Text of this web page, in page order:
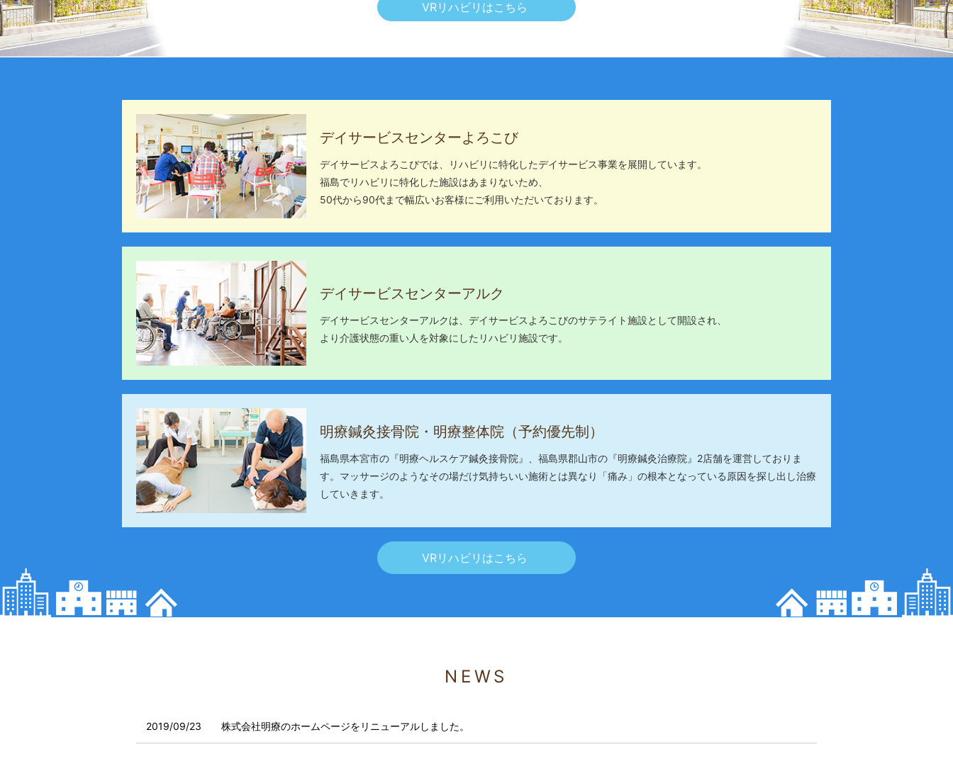
VRリハビリはこちら
デイサービスセンターよろこび
デイサービスよろこびでは、リハビリに特化したデイサービス事業を展開しています。
福島でリハビリに特化した施設はあまりないため、
50代から90代まで幅広いお客様にご利用いただいております。
デイサービスセンターアルク
デイサービスセンターアルクは、デイサービスよろこびのサテライト施設として開設され、
より介護状態の重い人を対象にしたリハビリ施設です。
明療鍼灸接骨院・明療整体院（予約優先制）
福島県本宮市の『明療ヘルスケア鍼灸接骨院』、福島県郡山市の『明療鍼灸治療院』2店舗を運営しておりま
す。マッサージのようなその場だけ気持ちいい施術とは異なり「痛み」の根本となっている原因を探し出し治療
していきます。
VRリハビリはこちら
NEWS
2019/09/23 株式会社明療のホームページをリニューアルしました。